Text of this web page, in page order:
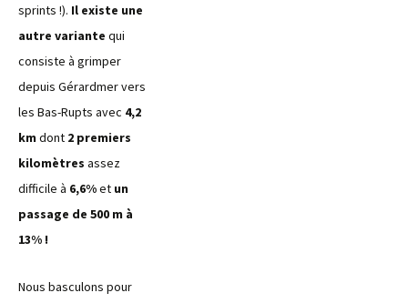
sprints !). Il existe une
autre variante qui
consiste à grimper
depuis Gérardmer vers
les Bas-Rupts avec 4,2
km dont 2 premiers
kilomètres assez
difficile à 6,6%et un
passage de 500 m à
13% !
Nous basculons pour